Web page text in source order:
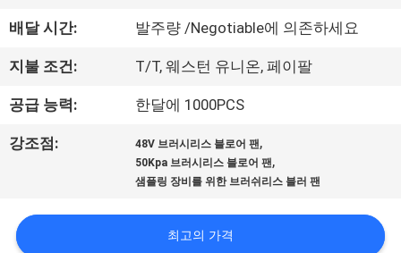
공
장
투
어
질
배달 시간: 발주량 /Negotiable에 의존하세요
지불 조건: T/T, 웨스턴 유니온, 페이팔
공급 능력: 한달에 1000PCS
강조점: 48V 브러시리스 블로어 팬,
50Kpa 브러시리스 블로어 팬,
샘플링 장비를 위한 브러쉬리스 블러 팬
최고의 가격